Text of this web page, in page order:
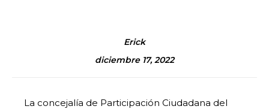
Erick
diciembre 17, 2022
La concejalía de Participación Ciudadana del